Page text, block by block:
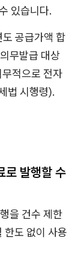
있습니다.
공급가액 합
무발급 대상
적으로 전자
법 시행령).
로 발행할 수
을 건수 제한
한도 없이 사용